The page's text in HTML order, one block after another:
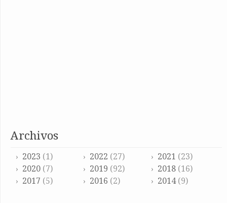
archivos
2023 (1) 2022 (27) 2021 (23)
2020 (7) 2019 (92) 2018(16)
2017 (5) 2016 (2) 2014(9)